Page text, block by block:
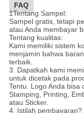
FAQ
1Tentang Sampel:
Sampel gratis, tetapi
atau Anda membayar
Tentang kualitas:
Kami memiliki sistem
menjamin bahwa
terbaik.
3. Dapatkah kami
untuk dicetak pada
Tentu. Logo Anda bisa
Stamping, Printing,
atau Sticker.
4. Istilah